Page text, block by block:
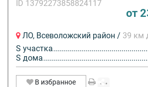
ID 13792273858824117
от
ЛО, Всеволожский район / 39 км
S участка
S дома
В избранное